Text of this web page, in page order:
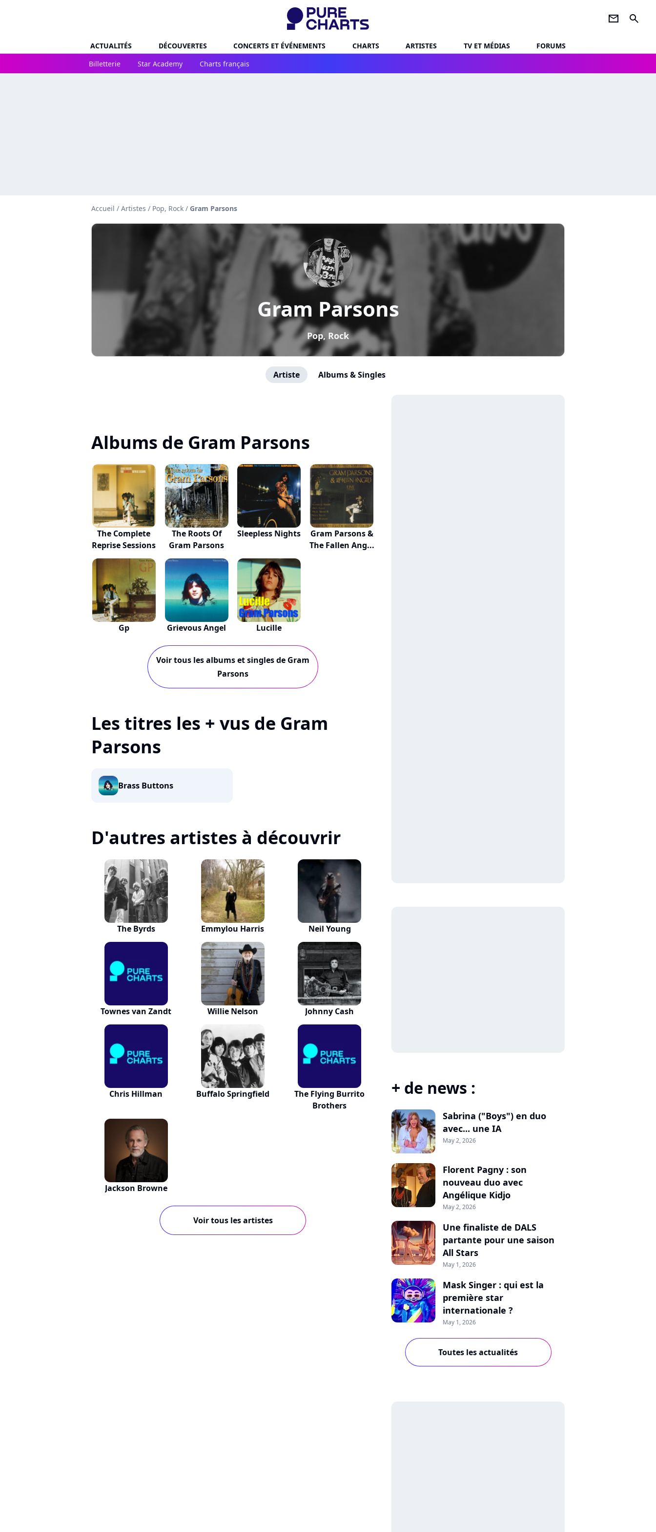
newsletter search
ACTUALITÉS DÉCOUVERTES CONCERTS ET ÉVÉNEMENTS CHARTS ARTISTES TV ET MÉDIAS
FORUMS
Billetterie
Star Academy Charts français
Accueil / Artistes / Pop, Rock / Gram Parsons
Gram Parsons
Pop, Rock
Artiste Albums & Singles
Albums de Gram Parsons
The Complete
Reprise Sessions
The Roots Of
Gram Parsons
Sleepless Nights
Gram Parsons &
The Fallen Ang...
Gp Grievous Angel Lucille
Voir tous les albums et singles de Gram
Parsons
Les titres les + vus de Gram
Parsons
Brass Buttons
D'autres artistes à découvrir
The Byrds Emmylou Harris Neil Young
Townes van Zandt Willie Nelson Johnny Cash
Chris Hillman Buffalo Springfield
The Flying Burrito
Brothers
Jackson Browne
Voir tous les artistes
+ de news :
Sabrina ("Boys") en duo
avec... une IA
May 2, 2026
Florent Pagny : son
nouveau duo avec
Angélique Kidjo
May 2, 2026
Une finaliste de DALS
partante pour une saison
All Stars
May 1, 2026
Mask Singer : qui est la
première star
internationale ?
May 1, 2026
Toutes les actualités